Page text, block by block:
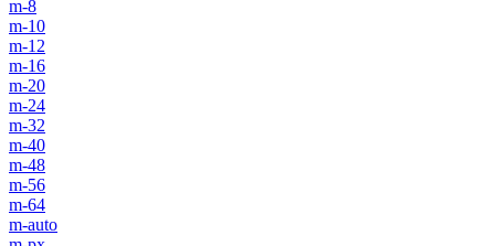
m-8
m-10
m-12
m-16
m-20
m-24
m-32
m-40
m-48
m-56
m-64
m-auto